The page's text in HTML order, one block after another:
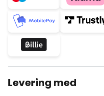
Levering med